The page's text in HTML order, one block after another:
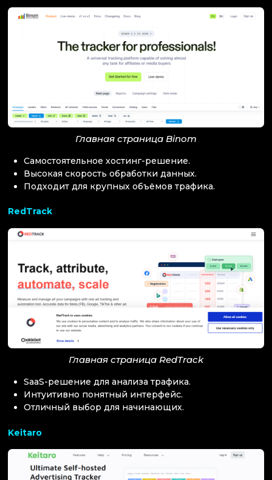
Главная страница Binom
Самостоятельное хостинг-решение.
Высокая скорость обработки данных.
Подходит для крупных объёмов трафика.
RedTrack
Главная страница RedTrack
SaaS-решение для анализа трафика.
Интуитивно понятный интерфейс.
Отличный выбор для начинающих.
Keitaro